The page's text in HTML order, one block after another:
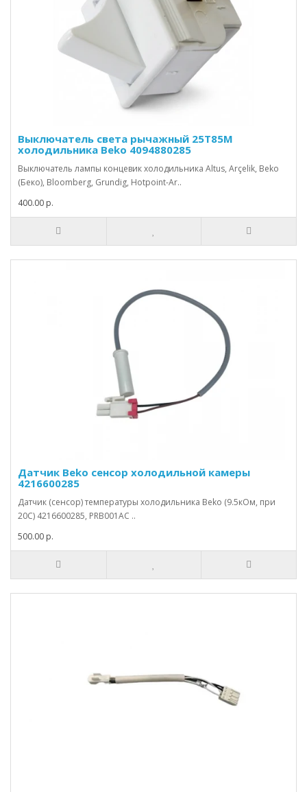
Выключатель света рычажный 25T85M
холодильника Beko 4094880285
Выключатель лампы концевик холодильника Altus, Arçelik, Beko
(Беко), Bloomberg, Grundig, Hotpoint-Ar..
400.00 р.
Датчик Beko сенсор холодильной камеры
4216600285
Датчик (сенсор) температуры холодильника Beko (9.5кOм, при
20C) 4216600285, PRB001AC ..
500.00 р.